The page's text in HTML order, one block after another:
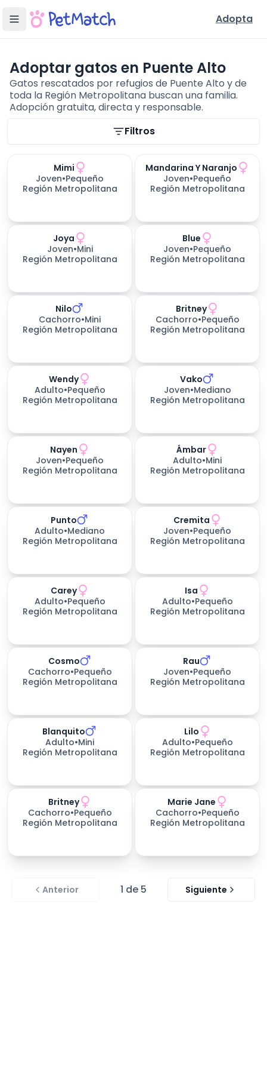
Adopta
Adoptar gatos en Puente Alto
Gatos rescatados por refugios de Puente Alto y de
toda la Región Metropolitana buscan una familia.
Adopción gratuita, directa y responsable.
Filtros
Mimi
Joven•Pequeño
Región Metropolitana
Mandarina Y Naranjo
Joven•Pequeño
Región Metropolitana
Joya
Joven•Mini
Región Metropolitana
Blue
Joven•Pequeño
Región Metropolitana
Nilo
Cachorro•Mini
Región Metropolitana
Britney
Cachorro•Pequeño
Región Metropolitana
Wendy
Adulto•Pequeño
Región Metropolitana
Vako
Joven•Mediano
Región Metropolitana
Nayen
Joven•Pequeño
Región Metropolitana
Ámbar
Adulto•Mini
Región Metropolitana
días esperando
Punto
Adulto•Mediano
Región Metropolitana
Cremita
Joven•Pequeño
Región Metropolitana
Carey
Adulto•Pequeño
Región Metropolitana
días esperando
Isa
Adulto•Pequeño
Región Metropolitana
Cosmo
Cachorro•Pequeño
Región Metropolitana
Rau
Joven•Pequeño
Región Metropolitana
Blanquito
Adulto•Mini
Región Metropolitana
Lilo
Adulto•Pequeño
Región Metropolitana
Britney
Cachorro•Pequeño
Región Metropolitana
Marie Jane
Cachorro•Pequeño
Región Metropolitana
Anterior 1 de 5 Siguiente